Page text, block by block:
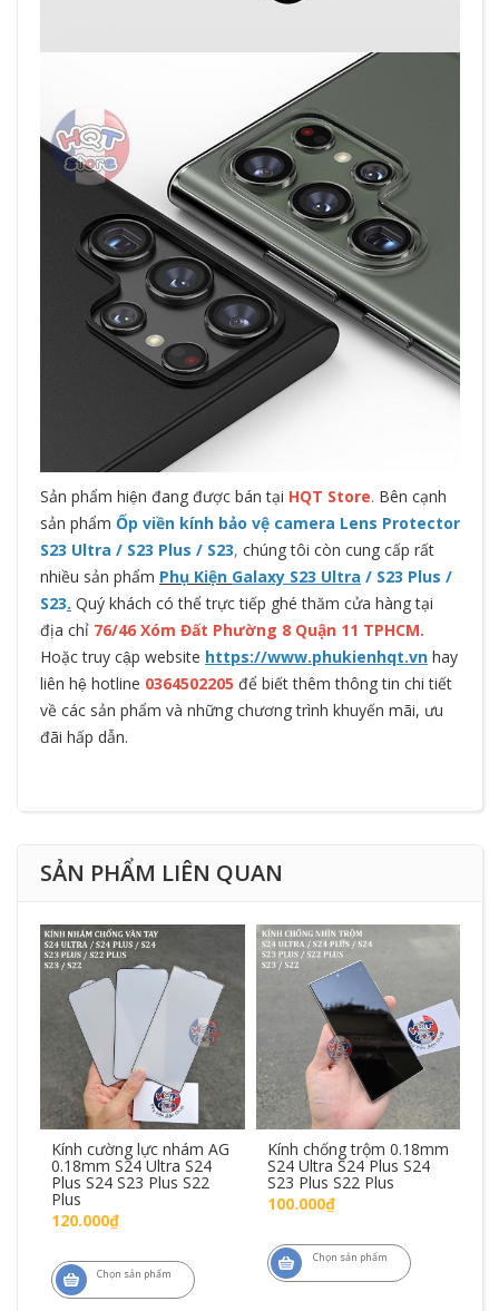
Sản phẩm hiện đang được bán tại HQT Store. Bên cạnh
sản phẩm Ốp viền kính bảo vệ camera Lens Protector
S23 Ultra / S23 Plus / S23, chúng tôi còn cung cấp rất
nhiều sản phẩm Phụ Kiện Galaxy S23 Ultra / S23 Plus /
S23. Quý khách có thể trực tiếp ghé thăm cửa hàng tại
địa chỉ 76/46 Xóm Đất Phường 8 Quận 11 TPHCM.
Hoặc truy cập website https://www.phukienhqt.vn hay
liên hệ hotline 0364502205 để biết thêm thông tin chi tiết
về các sản phẩm và những chương trình khuyến mãi, ưu
đãi hấp dẫn.
SẢN PHẨM LIÊN QUAN
Kính cường lực nhám AG
0.18mm S24 Ultra S24
Plus S24 S23 Plus S22
Plus
120.000₫
Chọn sản phẩm
Kính chống trộm 0.18mm
S24 Ultra S24 Plus S24
S23 Plus S22 Plus
100.000₫
Chọn sản phẩm